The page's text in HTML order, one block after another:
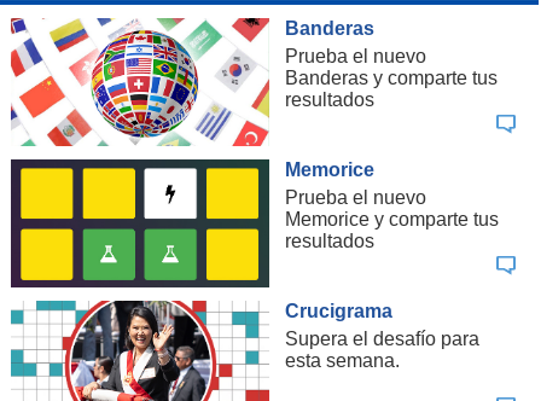
Banderas
Prueba el nuevo
Banderas y comparte tus
resultados
Memorice
Prueba el nuevo
Memorice y comparte tus
resultados
Crucigrama
Supera el desafío para
esta semana.